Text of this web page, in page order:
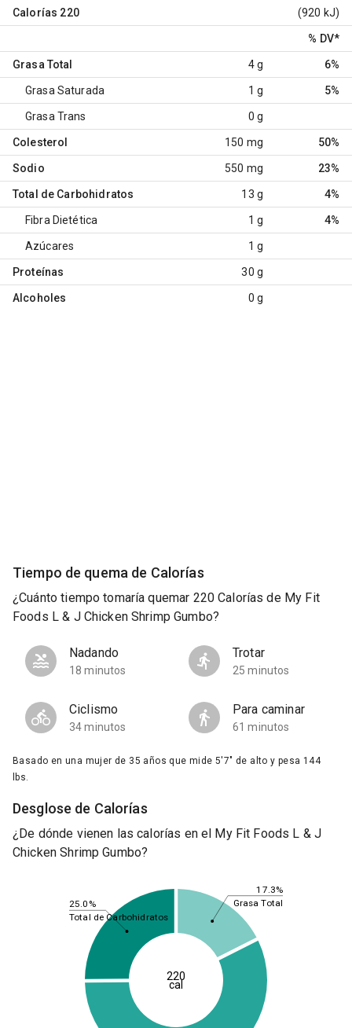
Calorías 220 (920 kJ)
% DV*
Grasa Total 4 g 6%
Grasa Saturada 1 g 5%
Grasa Trans 0 g
Colesterol 150 mg 50%
Sodio 550 mg 23%
Total de Carbohidratos 13 g 4%
Fibra Dietética 1 g 4%
Azúcares 1 g
Proteínas 30 g
Alcoholes 0 g
Tiempo de quema de Calorías
¿Cuánto tiempo tomaría quemar 220 Calorías de My Fit
Foods L & J Chicken Shrimp Gumbo?
Nadando
18 minutos
Trotar
25 minutos
Ciclismo
34 minutos
Para caminar
61 minutos
Basado en una mujer de 35 años que mide 5'7" de alto y pesa 144
lbs.
Desglose de Calorías
¿De dónde vienen las calorías en el My Fit Foods L & J
Chicken Shrimp Gumbo?
17.3%
25.0%
Grasa Total
Total de Carbohidratos
220
cal